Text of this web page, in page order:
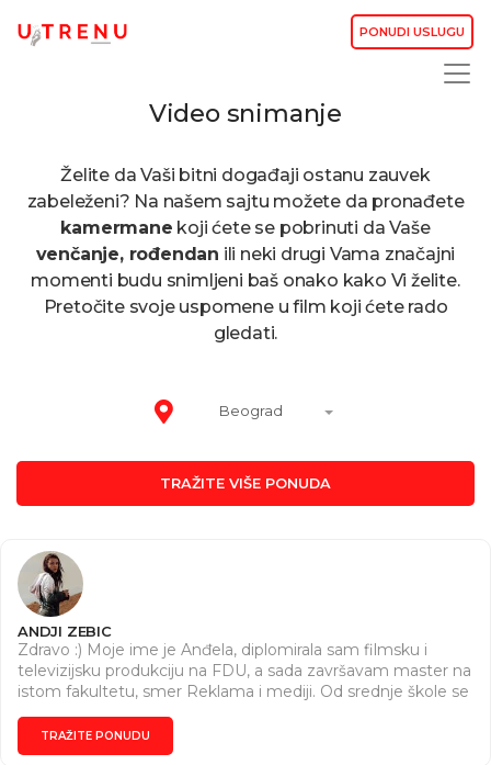
PONUDI USLUGU
Video snimanje
Želite da Vaši bitni događaji ostanu zauvek
zabeleženi? Na našem sajtu možete da pronađete
kamermane koji ćete se pobrinuti da Vaše
venčanje, rođendan ili neki drugi Vama značajni
momenti budu snimljeni baš onako kako Vi želite.
Pretočite svoje uspomene u film koji ćete rado
gledati.
Beograd
TRAŽITE VIŠE PONUDA
ANDJI ZEBIC
Zdravo :) Moje ime je Anđela, diplomirala sam filmsku i
televizijsku produkciju na FDU, a sada završavam master na
istom fakultetu, smer Reklama i mediji. Od srednje škole se
bavim fotografijom, tako da moj portfolio čine brojne
fotografije, filmovi, muzički spotovi, reklame, televizijski
sadržaji. Slobodno me kontaktirajte za više informacija ili
TRAŽITE PONUDU